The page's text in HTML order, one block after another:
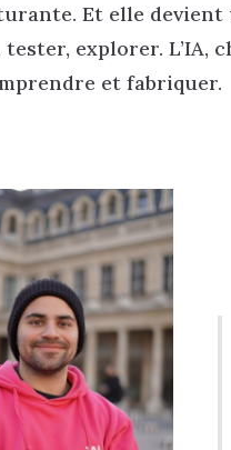
Et elle devient
explorer. L’IA,
et fabriquer.